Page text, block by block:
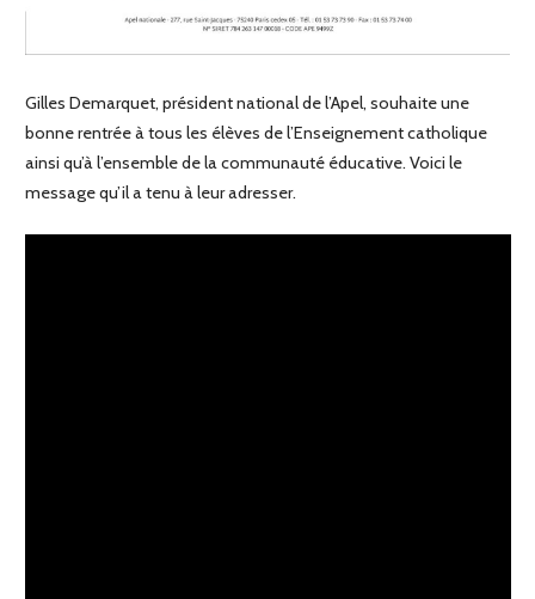
Gilles Demarquet, président national de l’Apel, souhaite une
bonne rentrée à tous les élèves de l’Enseignement catholique
ainsi qu’à l’ensemble de la communauté éducative. Voici le
message qu’il a tenu à leur adresser.